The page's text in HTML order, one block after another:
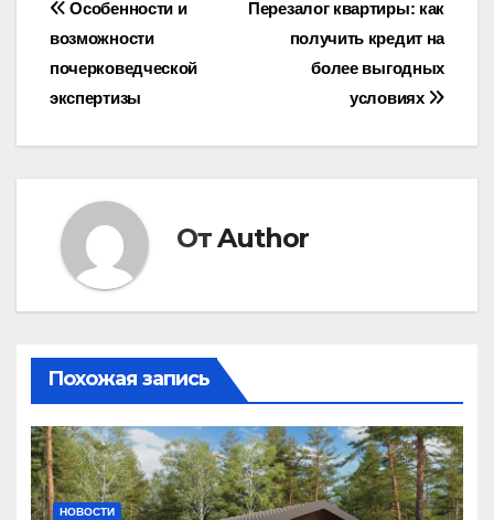
Навигация
по
записям
Перезалог квартиры: как
получить кредит на
более выгодных
условиях
Особенности и
возможности
почерковедческой
экспертизы
ОтAuthor
Похожая запись
НОВОСТИ